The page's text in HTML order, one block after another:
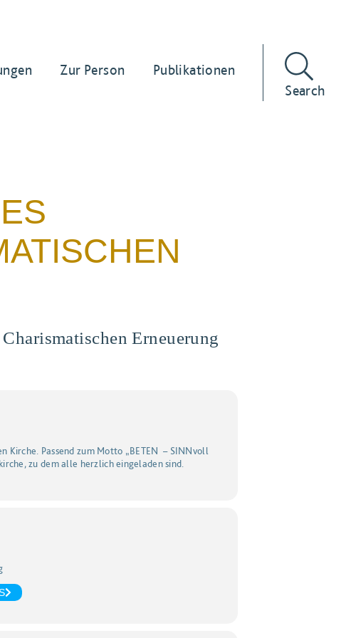
Zur Person
Publikationen
Search
Erneuerung
Kirche. Passend zum Motto „BETEN – SINNvoll
zu dem alle herzlich eingeladen sind.